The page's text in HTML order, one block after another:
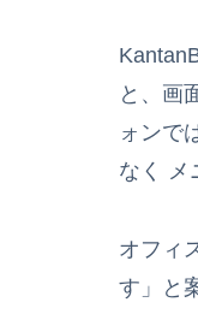
と、画
ォンで
なく メ
オフィ
す」と